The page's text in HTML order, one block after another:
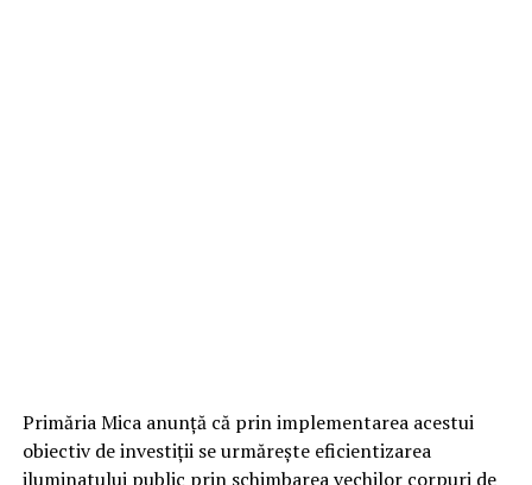
Primăria Mica anunță că prin implementarea acestui
obiectiv de investiții se urmărește eficientizarea
iluminatului public prin schimbarea vechilor corpuri de